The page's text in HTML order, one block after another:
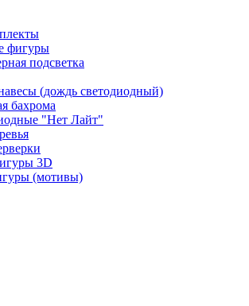
фигуры
подсветка
(дождь светодиодный)
бахрома
"Нет Лайт"
3D
(мотивы)